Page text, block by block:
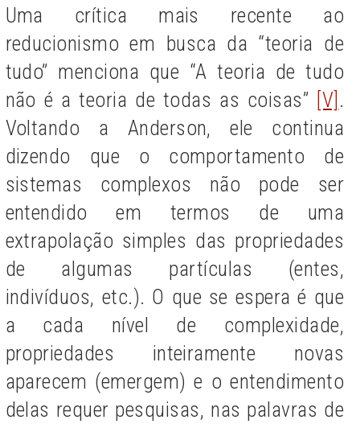
Uma crítica mais recente ao
reducionismo em busca da “teoria de
tudo” menciona que “A teoria de tudo
não é a teoria de todas as coisas” [V] .
Voltando a Anderson, ele continua
dizendo que o comportamento de
sistemas complexos não pode ser
entendido em termos de uma
extrapolação simples das propriedades
de algumas partículas (entes,
indivíduos, etc.). O que se espera é que
a cada nível de complexidade,
propriedades inteiramente novas
aparecem (emergem) e o entendimento
delas requer pesquisas, nas palavras de